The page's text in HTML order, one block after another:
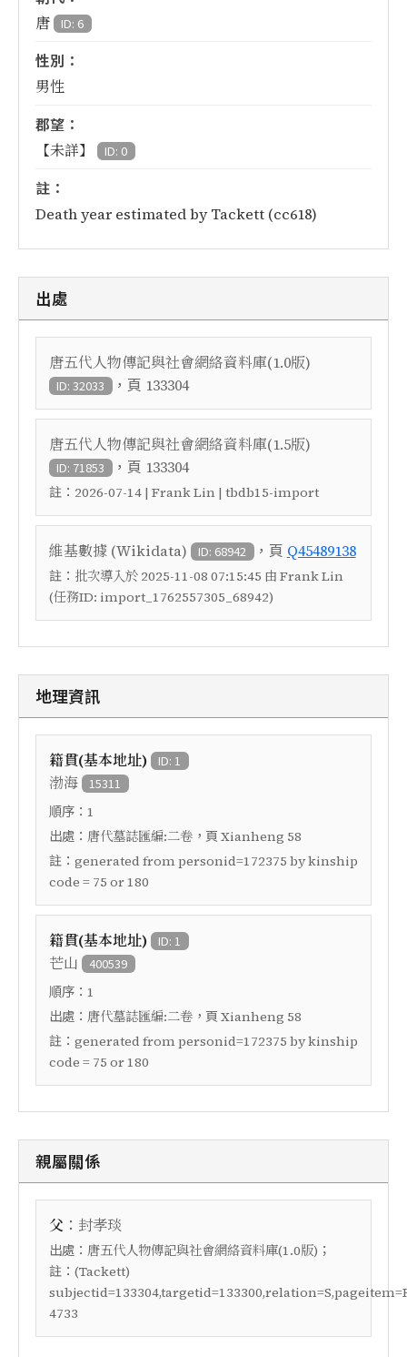
唐 ID: 6
性別：
男性
郡望：
【未詳】 ID: 0
註：
Death year estimated by Tackett (cc618)
出處
唐五代人物傳記與社會網絡資料庫(1.0版)
ID: 32033 ，頁 133304
唐五代人物傳記與社會網絡資料庫(1.5版)
ID: 71853 ，頁 133304
註： 2026-07-14 | Frank Lin | tbdb15-import
維基數據 (Wikidata) ID: 68942 ，頁 Q45489138
註： 批次導入於 2025-11-08 07:15:45 由 Frank Lin
(任務ID: import_1762557305_68942)
地理資訊
籍貫(基本地址) ID: 1
渤海 15311
順序： 1
出處： 唐代墓誌匯編:二卷 ，頁 Xianheng 58
註： generated from personid=172375 by kinship
code = 75 or 180
籍貫(基本地址) ID: 1
芒山 400539
順序： 1
出處： 唐代墓誌匯編:二卷 ，頁 Xianheng 58
註： generated from personid=172375 by kinship
code = 75 or 180
親屬關係
父 ： 封孝琰
出處： 唐五代人物傳記與社會網絡資料庫(1.0版) ；
註： (Tackett)
4733